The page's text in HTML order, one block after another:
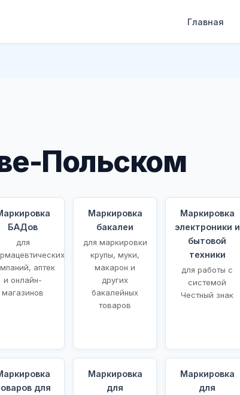
Главная
Польском
БАДов
для
аптек
и онлайн-
магазинов
Маркировка
бакалеи
для маркировки
крупы, муки,
макарон и
других
бакалейных
товаров
Маркировка
электроники и
бытовой
техники
для работы с
системой
Честный знак
для
Маркировка
для
Маркировка
для